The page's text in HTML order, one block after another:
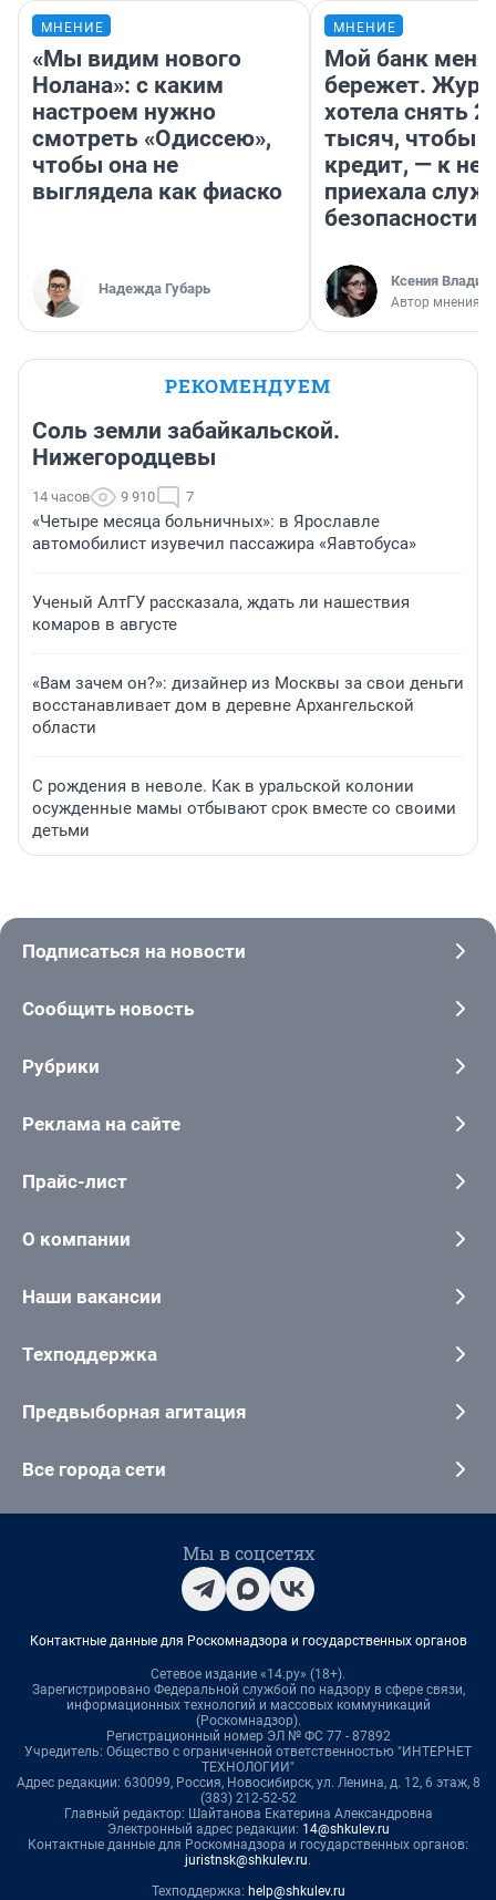
МНЕНИЕ
«Мы видим нового
Нолана»: с каким
настроем нужно
смотреть «Одиссею»,
чтобы она не
выглядела как фиаско
Надежда Губарь
МНЕНИЕ
Мой банк меня
бережет.
хотела снять
тысяч, чтобы
кредит, — к
приехала
безопасности
Ксения
Автор мнения
РЕКОМЕНДУЕМ
Соль земли забайкальской.
Нижегородцевы
14 часов 9 910 7
«Четыре месяца больничных»: в Ярославле
автомобилист изувечил пассажира «Яавтобуса»
Ученый АлтГУ рассказала, ждать ли нашествия
комаров в августе
«Вам зачем он?»: дизайнер из Москвы за свои деньги
восстанавливает дом в деревне Архангельской
области
С рождения в неволе. Как в уральской колонии
осужденные мамы отбывают срок вместе со своими
детьми
Подписаться на новости
Сообщить новость
Рубрики
Реклама на сайте
Прайс-лист
О компании
Наши вакансии
Техподдержка
Предвыборная агитация
Все города сети
Мы в соцсетях
Контактные данные для Роскомнадзора и государственных органов
Сетевое издание «14.ру» (18+).
Зарегистрировано Федеральной службой по надзору в сфере связи,
информационных технологий и массовых коммуникаций
(Роскомнадзор).
Регистрационный номер ЭЛ № ФС 77 - 87892
Учредитель: Общество с ограниченной ответственностью "ИНТЕРНЕТ
ТЕХНОЛОГИИ"
Адрес редакции: 630099, Россия, Новосибирск, ул. Ленина, д. 12, 6 этаж, 8
(383) 212-52-52
Главный редактор: Шайтанова Екатерина Александровна
Электронный адрес редакции: 14@shkulev.ru
Контактные данные для Роскомнадзора и государственных органов:
juristnsk@shkulev.ru.
Техподдержка: help@shkulev.ru